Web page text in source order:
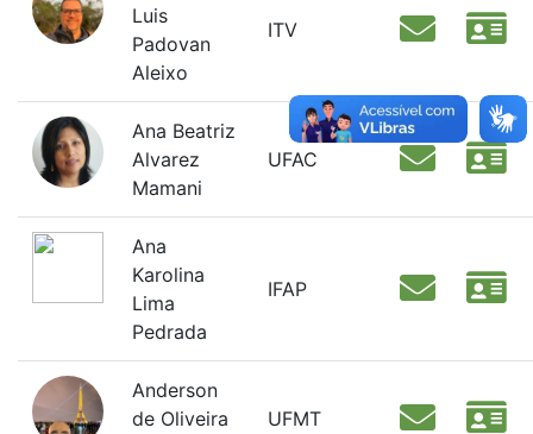
Luis
Padovan
Aleixo
ITV
Ana Beatriz
Alvarez
Mamani
UFAC
Ana
Karolina
Lima
Pedrada
IFAP
Anderson
de Oliveira
UFMT